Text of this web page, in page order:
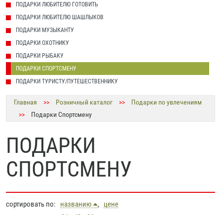
ПОДАРКИ ЛЮБИТЕЛЮ ГОТОВИТЬ
ПОДАРКИ ЛЮБИТЕЛЮ ШАШЛЫКОВ
ПОДАРКИ МУЗЫКАНТУ
ПОДАРКИ ОХОТНИКУ
ПОДАРКИ РЫБАКУ
ПОДАРКИ СПОРТСМЕНУ
ПОДАРКИ ТУРИСТУ/ПУТЕШЕСТВЕННИКУ
Главная >> Розничный каталог >>
Подарки по увлечениям
>>
Подарки Спортсмену
ПОДАРКИ
СПОРТСМЕНУ
сортировать по: названию , цене